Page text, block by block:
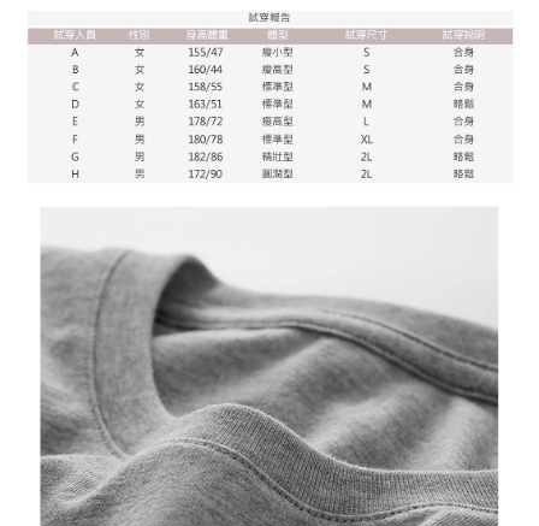
diperlukan untuk pengebilan ansuran, termasuk pengesahan,
pengesahan semula dan pembetulan.
Untuk terma perkhidmatan penuh, sila rujuk pautan berikut:
https://oppay.tw/userRule" target="_blank" class="link revert-
style">https://oppay.tw/userRule
【Panduan Penggunaan Pembayaran Ansuran Gogo】
dan kad prabayar)
2. Pilihan kaedah pembayaran "Pembayaran Ansuran Gogo", selepas
pesanan ditubuhkan, akan secara automatik dialihkan ke proses
transaksi Gogo, selepas pengesahan nombor telefon, pilih bilangan
ansuran yang diingini, tarikh akhir pembayaran, dan setelah
mengesahkan pembayaran, transaksi akan selesai.
3. Jumlah kelulusan sebenar, bilangan ansuran dan jumlah bayaran
adalah berdasarkan halaman pengesahan transaksi seterusnya.
4. Dalam masa 30 minit selepas pesanan ditubuhkan, jika tidak pergi
untuk mengesahkan transaksi atau jika tidak lulus semakan, pesanan
akan dibatalkan secara automatik. Jika terdapat situasi "pindah untuk
semakan khusus" yang tidak lulus, ini menunjukkan bahawa sistem
penilaian tidak mencukupi, tiada penjelasan mengenai kandungan
Jumlah yang diperakui untuk pengguna kali pertama yang lulus
kelulusan boleh sehingga NT$10,000. Jika pengguna tidak membuat
pembayaran dalam tempoh tersebut, yuran pembayaran lewat sebanyak
20% setahun akan dikenakan. Pengguna bawah umur dikehendaki
mendapatkan kebenaran daripada ibu bapa atau penjaga yang sah
untuk menggunakan AFTEE.
penggunaan pada data peribadi. Jika anda tidak bersetuju dengan data
peribadi yang disenaraikan seperti di atas akan dikumpul dan digunakan
oleh AFTEE, sila jangan gunakan perkhidmatan ini.